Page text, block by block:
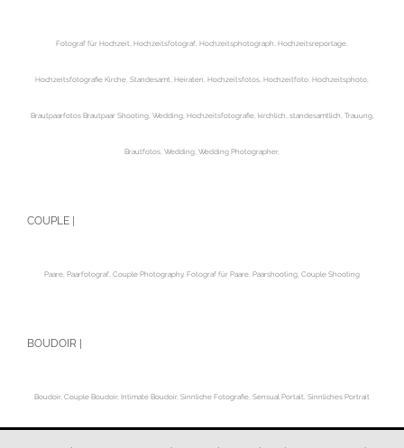
Fotograf für Hochzeit, Hochzeitsfotograf, Hochzeitsphotograph, Hochzeitsreportage,
Hochzeitsfotografie Kirche, Standesamt, Heiraten, Hochzeitsfotos, Hochzeitfoto, Hochzeitsphoto,
Brautpaarfotos Brautpaar Shooting, Wedding, Hochzeitsfotografie, kirchlich, standesamtlich, Trauung,
Brautfotos, Wedding, Wedding Photographer,
COUPLE |
Paare, Paarfotograf, Couple Photography, Fotograf für Paare, Paarshooting, Couple Shooting
BOUDOIR |
Boudoir, Couple Boudoir, Intimate Boudoir, Sinnliche Fotografie, Sensual Portait, Sinnliches Portrait